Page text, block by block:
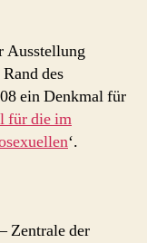
Ausstellung
des
ein Denkmal für
für die im
‘.
Zentrale der